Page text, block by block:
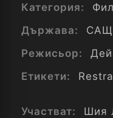
Категория:
Държава:
САЩ
Режисьор:
Етикети:
Участват: Шия